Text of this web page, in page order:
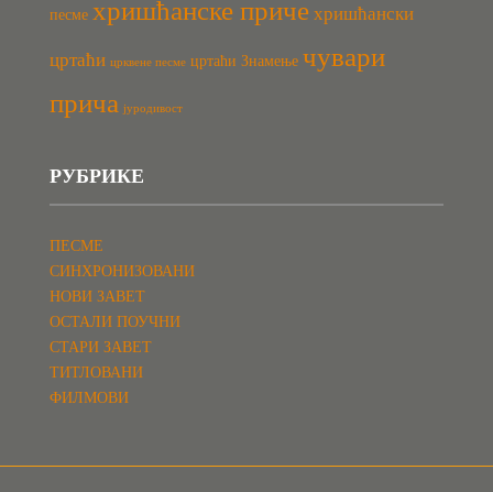
песме хришћанске приче хришћански
цртаћи црквене песме цртаћи Знамење чувари
прича јуродивост
РУБРИКЕ
ПЕСМЕ
СИНХРОНИЗОВАНИ
НОВИ ЗАВЕТ
ОСТАЛИ ПОУЧНИ
СТАРИ ЗАВЕТ
ТИТЛОВАНИ
ФИЛМОВИ